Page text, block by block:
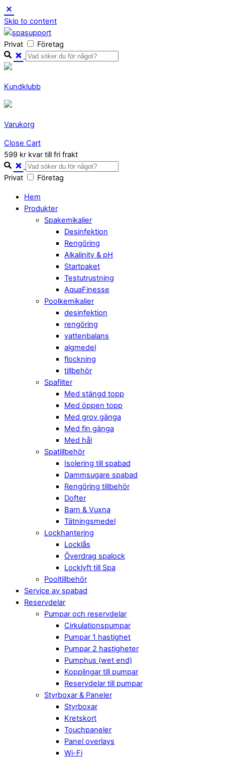
Skip to content
Privat Företag
Kundklubb
Varukorg
Close Cart
599 kr kvar till fri frakt
Privat Företag
Hem
Produkter
Spakemikalier
Desinfektion
Rengöring
Alkalinity & pH
Startpaket
Testutrustning
AquaFinesse
Poolkemikalier
desinfektion
rengöring
vattenbalans
algmedel
flockning
tillbehör
Spafilter
Med stängd topp
Med öppen topp
Med grov gänga
Med fin gänga
Med hål
Spatillbehör
Isolering till spabad
Dammsugare spabad
Rengöring tillbehör
Dofter
Barn & Vuxna
Tätningsmedel
Lockhantering
Locklås
Överdrag spalock
Locklyft till Spa
Pooltillbehör
Service av spabad
Reservdelar
Pumpar och reservdelar
Cirkulationspumpar
Pumpar 1 hastighet
Pumpar 2 hastigheter
Pumphus (wet end)
Kopplingar till pumpar
Reservdelar till pumpar
Styrboxar & Paneler
Styrboxar
Kretskort
Touchpaneler
Panel overlays
Wi-Fi